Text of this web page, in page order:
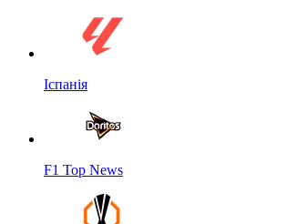
Іспанія
F1 Top News